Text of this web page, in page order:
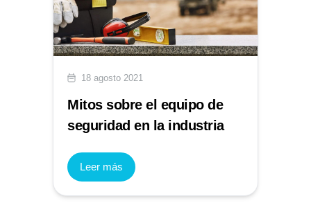
18 agosto 2021
Mitos sobre el equipo de
seguridad en la industria
Leer más